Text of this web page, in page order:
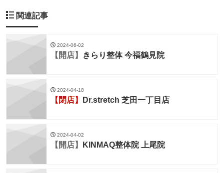
関連記事
2024-06-02
【開店】 きらり整体 今福鶴見院
2024-04-18
【閉店】 Dr.stretch 芝田一丁目店
2024-04-02
【開店】 KINMAQ整体院 上尾院